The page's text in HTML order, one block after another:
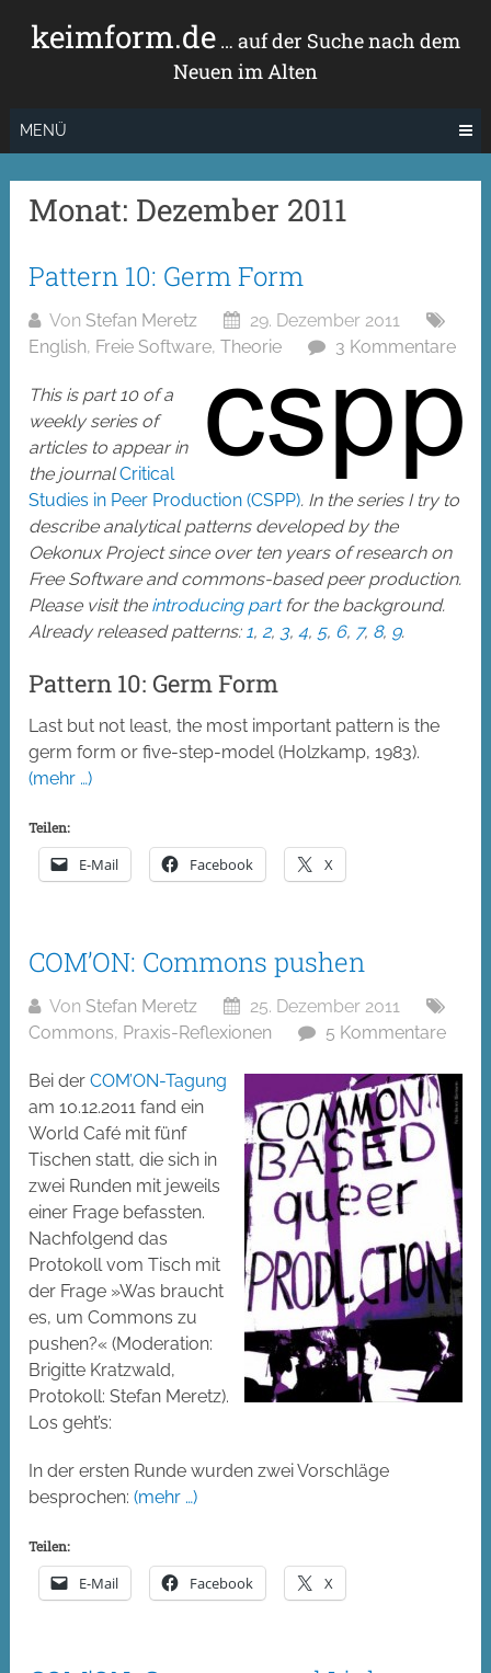
Inhaltkeimform.de… auf der Suche nach dem
Neuen im Alten
MENÜ
Monat: Dezember 2011
Pattern 10: Germ Form
Von Stefan Meretz
29. Dezember 2011
English, Freie Software,Theorie 3 Kommentare
This is part 10 of a
weekly series of
articles to appear in
the journalCritical
Studies in Peer Production (CSPP). In the series I try to
describe analytical patterns developed by the
Oekonux Project since over ten years of research on
Free Software and commons-based peer production.
Please visit the introducing partfor the background.
Already released patterns: 1,2, 3,4, 5, 6, 7, 8, 9.
Pattern 10: Germ Form
Last but not least, the most important pattern is the
germ form or five-step-model (Holzkamp, 1983).
(mehr …)
Teilen:
E-Mail Facebook X
COM’ON: Commons pushen
Von Stefan Meretz
25. Dezember 2011
Commons, Praxis-Reflexionen 5 Kommentare
Bei derCOM’ON-Tagung
am 10.12.2011 fand ein
World Café mit fünf
Tischen statt, die sich in
zwei Runden mit jeweils
einer Frage befassten.
Nachfolgend das
Protokoll vom Tisch mit
der Frage »Was braucht
es, um Commons zu
pushen?« (Moderation:
Brigitte Kratzwald,
Protokoll: Stefan Meretz).
Los geht’s:
In der ersten Runde wurden zwei Vorschläge
besprochen:(mehr …)
Teilen:
E-Mail Facebook X